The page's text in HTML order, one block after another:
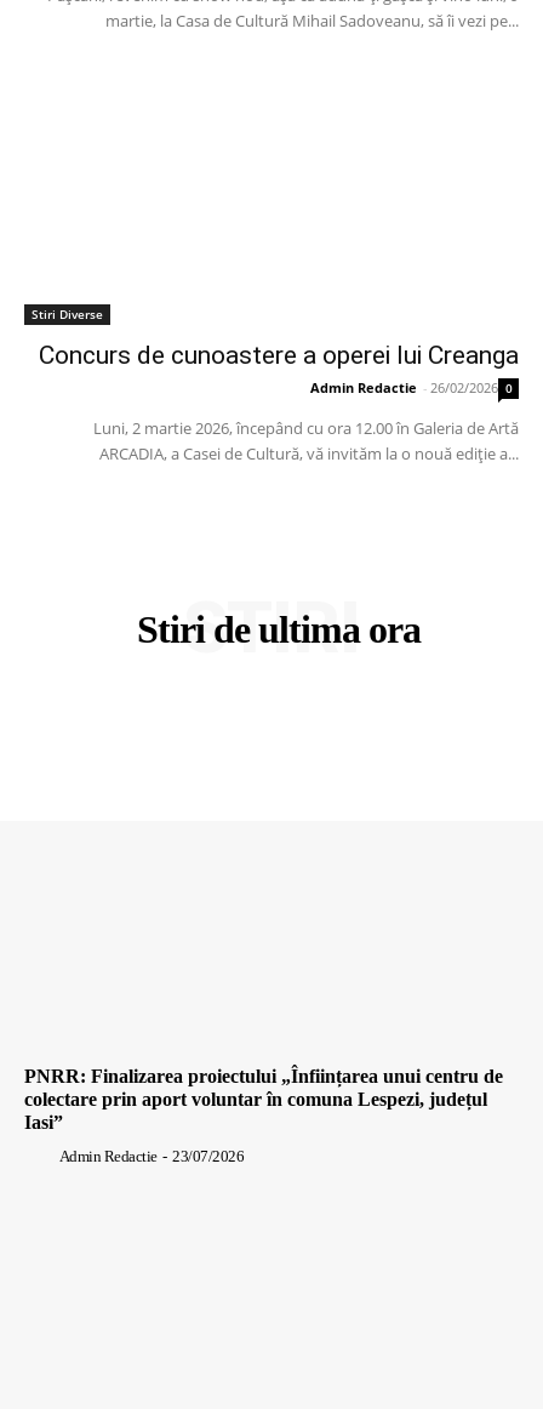
martie, la Casa de Cultură Mihail Sadoveanu, să îi vezi pe...
Stiri Diverse
Concurs de cunoastere a operei lui Creanga
Admin Redactie - 26/02/2026 0
Luni, 2 martie 2026, începând cu ora 12.00 în Galeria de Artă
ARCADIA, a Casei de Cultură, vă invităm la o nouă ediție a...
Stiri de ultima ora
STIRI
PNRR: Finalizarea proiectului „Înființarea unui centru de
colectare prin aport voluntar în comuna Lespezi, județul
Iasi”
Admin Redactie - 23/07/2026